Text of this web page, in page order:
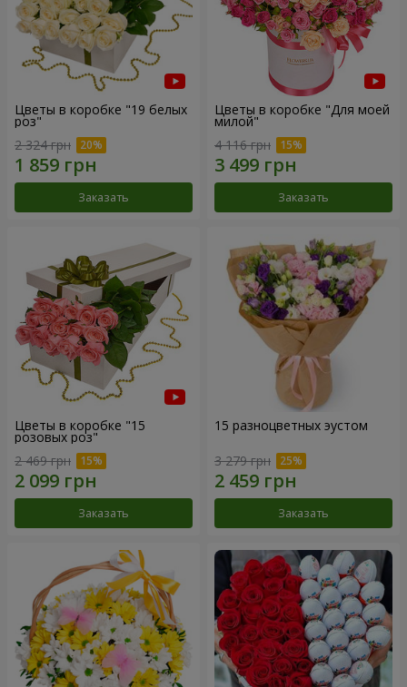
Цветы в коробке "19 белых
роз"
2 324 грн
Заказать
Цветы в коробке "Для моей
милой"
4 116 грн
Заказать
Цветы в коробке "15
розовых роз"
2 469 грн
Заказать
15 разноцветных эустом
3 279 грн
Заказать